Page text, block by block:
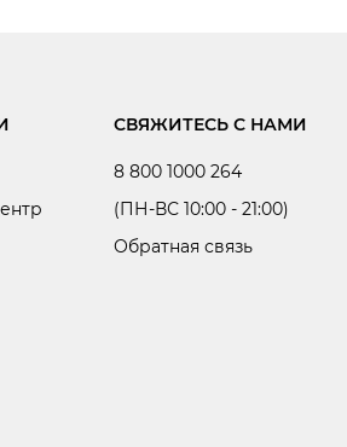
СВЯЖИТЕСЬ С НАМИ
8 800 1000 264
(ПН-ВС 10:00 - 21:00)
Обратная связь